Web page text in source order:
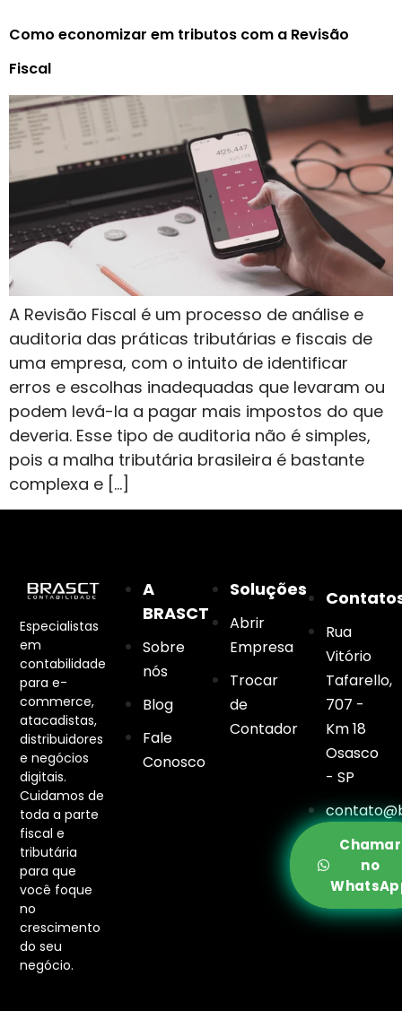
Como economizar em tributos com a Revisão
Fiscal
A Revisão Fiscal é um processo de análise e
auditoria das práticas tributárias e fiscais de
uma empresa, com o intuito de identificar
erros e escolhas inadequadas que levaram ou
podem levá-la a pagar mais impostos do que
deveria. Esse tipo de auditoria não é simples,
pois a malha tributária brasileira é bastante
complexa e […]
Especialistas
em
contabilidade
para e-
commerce,
atacadistas,
distribuidores
e negócios
digitais.
Cuidamos de
toda a parte
fiscal e
tributária
para que
você foque
no
crescimento
do seu
negócio.
A
BRASCT
Sobre
nós
Blog
Fale
Conosco
Soluções
Abrir
Empresa
Trocar
de
Contador
Rua
Vitório
Tafarello,
707 -
Km 18
Osasco
- SP
Chamar
no